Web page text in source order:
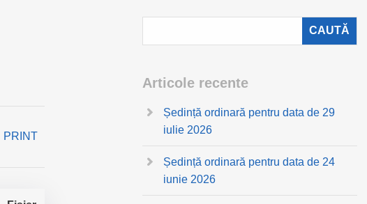
PRINT
Articole recente
Ședință ordinară pentru data de 29
iulie 2026
Ședință ordinară pentru data de 24
iunie 2026